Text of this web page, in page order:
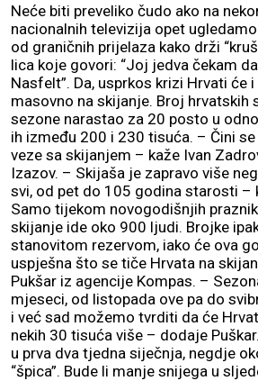
Neće biti preveliko čudo ako na
nacionalnih televizija opet
od graničnih prijelaza kako drži
lica koje govori: “Joj jedva čekam
Nasfelt”. Da, usprkos krizi Hrvati će
masovno na skijanje. Broj hrvatskih
sezone narastao za 20 posto u
ih između 200 i 230 tisuća. – Čini
veze sa skijanjem – kaže Ivan
Izazov. – Skijaša je zapravo više
svi, od pet do 105 godina starosti –
Samo tijekom novogodišnjih
skijanje ide oko 900 ljudi. Brojke
stanovitom rezervom, iako će ova
uspješna što se tiče Hrvata na
Pukšar iz agencije Kompas. –
mjeseci, od listopada ove pa do
i već sad možemo tvrditi da će
nekih 30 tisuća više – dodaje
u prva dva tjedna siječnja, negdje
“špica”. Bude li manje snijega u